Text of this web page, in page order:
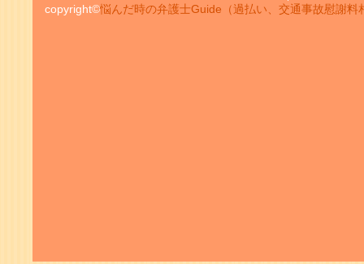
copyright©悩んだ時の弁護士Guide（過払い、交通事故慰謝料